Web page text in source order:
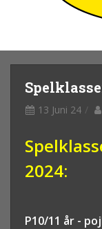
13 Juni 24
2024:
P10/11 år -